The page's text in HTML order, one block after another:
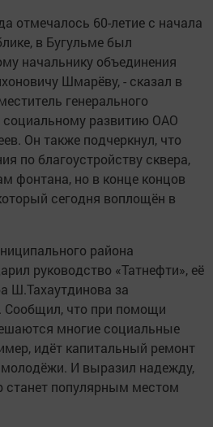
отмечалось 60-летие с начала
в Бугульме был
начальнику объединения
Шмарёву, - сказал в
генерального
социальному развитию ОАО
Он также подчеркнул, что
по благоустройству сквера,
фонтана, но в конце концов
сегодня воплощён в
района
руководство «Татнефти», её
Ш.Тахаутдинова за
Сообщил, что при помощи
многие социальные
идёт капитальный ремонт
И выразил надежду,
станет популярным местом